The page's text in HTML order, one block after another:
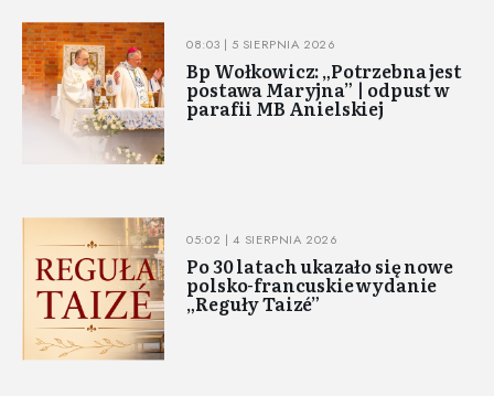
08:03 | 5 SIERPNIA 2026
Bp Wołkowicz: „Potrzebna jest
postawa Maryjna” | odpust w
parafii MB Anielskiej
05:02 | 4 SIERPNIA 2026
Po 30 latach ukazało się nowe
polsko-francuskie wydanie
„Reguły Taizé”